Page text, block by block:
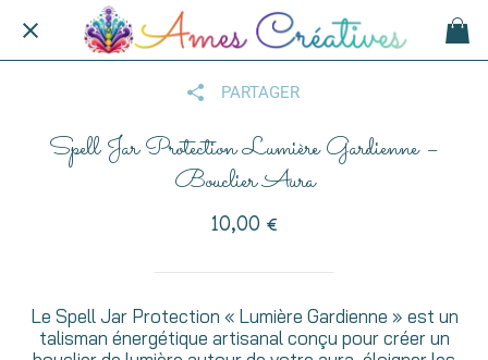
PARTAGER
Spell Jar Protection Lumière Gardienne –
Bouclier Aura
10,00 €
Le Spell Jar Protection « Lumière Gardienne » est un
talisman énergétique artisanal conçu pour créer un